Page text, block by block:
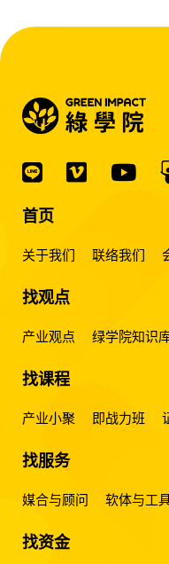
首页
关于我们 联络我们
找观点
产业观点 绿学院知识
找课程
产业小聚 即战力班
找服务
媒合与顾问 软体与工
找资金